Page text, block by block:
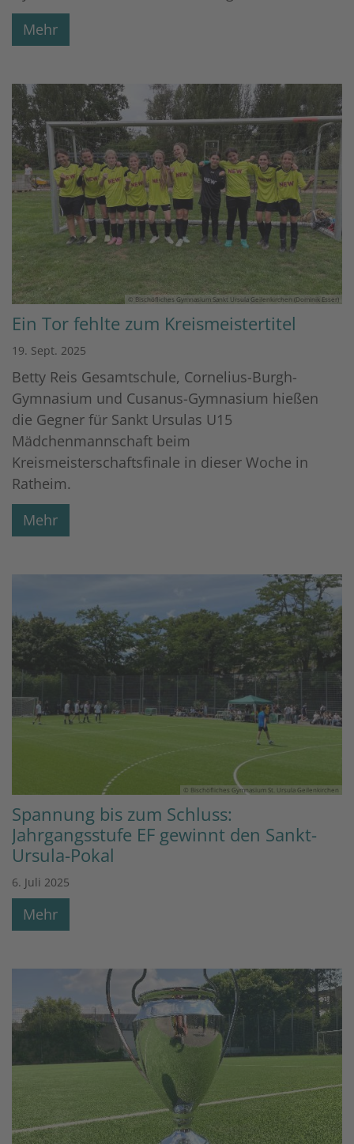
Mehr
© Bischöfliches Gymnasium Sankt Ursula Geilenkirchen (Dominik Esser)
Ein Tor fehlte zum Kreismeistertitel
19. Sept. 2025
Betty Reis Gesamtschule, Cornelius-Burgh-
Gymnasium und Cusanus-Gymnasium hießen
die Gegner für Sankt Ursulas U15
Mädchenmannschaft beim
Kreismeisterschaftsfinale in dieser Woche in
Ratheim.
Mehr
© Bischöfliches Gymnasium St. Ursula Geilenkirchen
Spannung bis zum Schluss:
Jahrgangsstufe EF gewinnt den Sankt-
Ursula-Pokal
6. Juli 2025
Mehr